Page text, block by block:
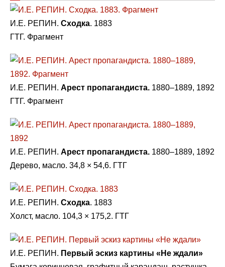
И.Е. РЕПИН. Сходка. 1883
ГТГ. Фрагмент
И.Е. РЕПИН. Арест пропагандиста. 1880–1889, 1892
ГТГ. Фрагмент
И.Е. РЕПИН. Арест пропагандиста. 1880–1889, 1892
Дерево, масло. 34,8 × 54,6. ГТГ
И.Е. РЕПИН. Сходка. 1883
Холст, масло. 104,3 × 175,2. ГТГ
И.Е. РЕПИН. Первый эскиз картины «Не ждали»